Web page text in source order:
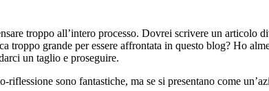
troppo all’intero processo. Dovrei scrivere un articolo
troppo grande per essere affrontata in questo blog? Ho
un taglio e proseguire.
sono fantastiche, ma se si presentano come